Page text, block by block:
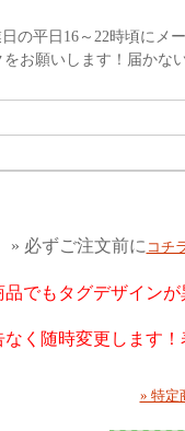
平日16～22時頃にメ
お願いします！届かな
» 必ずご注文前に コチ
でもタグデザインが
く随時変更します！
» 特定